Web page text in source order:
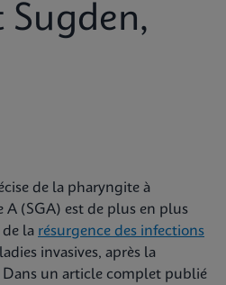
Sugden,
de la pharyngite à
(SGA) est de plus en plus
la résurgence des infections
invasives, après la
un article complet publié